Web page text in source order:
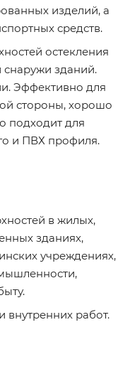
изделий, а
средств.
остекления
снаружи зданий.
Эффективно для
стороны, хорошо
подходит для
и ПВХ профиля.
в жилых,
зданиях,
учреждениях,
внутренних работ.